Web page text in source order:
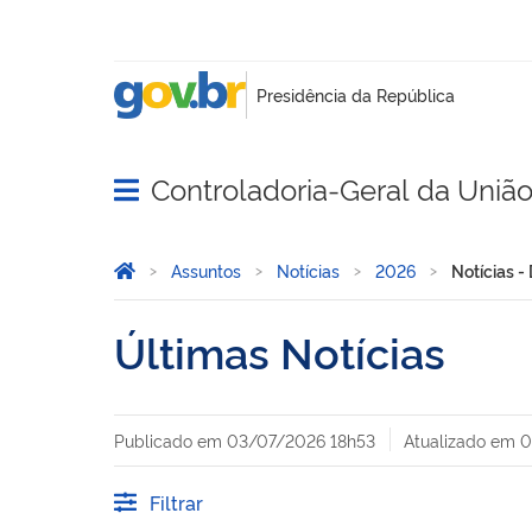
Abrir menu principal de navegação
Controladoria-Geral da União
Você está aqui:
Página Inicial
Assuntos Notícias 2026 Notícias -
Últimas Notícias
Publicado em 03/07/2026 18h53 Atualizado em
Filtrar